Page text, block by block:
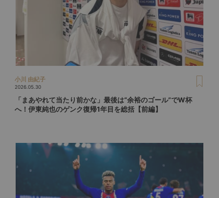
小川 由紀子
2026.05.30
「まあやれて当たり前かな」最後は“余裕のゴール”でW杯
へ！伊東純也のゲンク復帰1年目を総括【前編】